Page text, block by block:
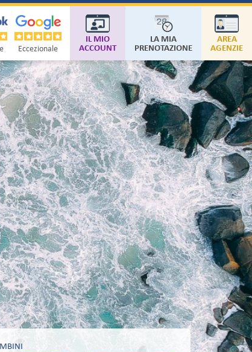
Eccezionale
IL MIO
ACCOUNT
LA MIA
PRENOTAZIONE
AREA
AGENZIE